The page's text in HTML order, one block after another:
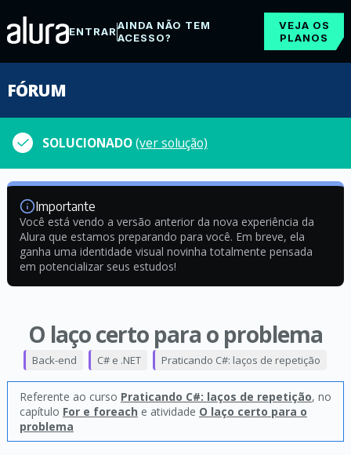
ENTRARAINDA NÃO TEM
ACESSO?
VEJA OS
PLANOS
FÓRUM
SOLUCIONADO(ver solução)
Importante
Você está vendo a versão anterior da nova experiência da
Alura que estamos preparando para você. Em breve, ela
ganha uma identidade visual novinha totalmente pensada
em potencializar seus estudos!
O laço certo para o problema
Back-end C# e .NET Praticando C#: laços de repetição
Referente ao curso Praticando C#: laços de repetição, no
capítulo For e foreach e atividade O laço certo para o
problema